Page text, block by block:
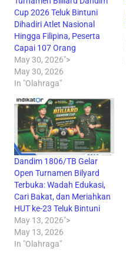
Cup 2026 Teluk Bintuni
Dihadiri Atlet Nasional
Hingga Filipina, Peserta
Capai 107 Orang
May 30, 2026">
May 30, 2026
In "Olahraga"
Dandim 1806/TB Gelar
Open Turnamen Bilyard
Terbuka: Wadah Edukasi,
Cari Bakat, dan Meriahkan
HUT ke-23 Teluk Bintuni
May 13, 2026">
May 13, 2026
In "Olahraga"